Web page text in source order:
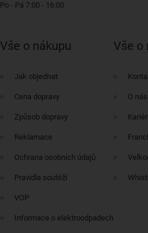
Po - Pá 7:00 - 16:00
Vše o nákupu
Jak objednat
Cena dopravy
Způsob dopravy
Reklamace
Ochrana osobních údajů
Pravidla soutěží
VOP
Informace o elektroodpadech
Vše o
O nás